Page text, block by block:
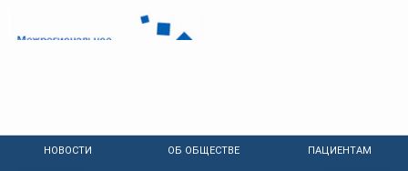
НОВОСТИ ОБ ОБЩЕСТВЕ ПАЦИЕНТАМ